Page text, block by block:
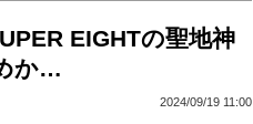
EIGHTの聖地神
か…
2024/09/19 11:00